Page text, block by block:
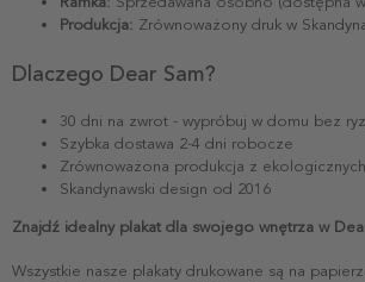
Produkcja: Zrównoważony druk w
Dlaczego Dear Sam?
30 dni na zwrot - wypróbuj w domu bez
Szybka dostawa 2-4 dni robocze
Zrównoważona produkcja z
Skandynawski design od 2016
Znajdź idealny plakat dla swojego wnętrza w
Wszystkie nasze plakaty drukowane są na